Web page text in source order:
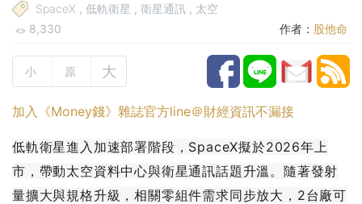
SpaceX , 低軌衛星 , 衛星通訊 , 太空
8,330
作者： 股他命
小 原 大
加入《Money錢》雜誌官方line＠財經資訊不漏接
低軌衛星進入加速部署階段，SpaceX擬於2026年上
市，帶動太空資料中心與衛星通訊話題升溫。隨著發射
量擴大與規格升級，相關零組件需求同步放大，2台廠可